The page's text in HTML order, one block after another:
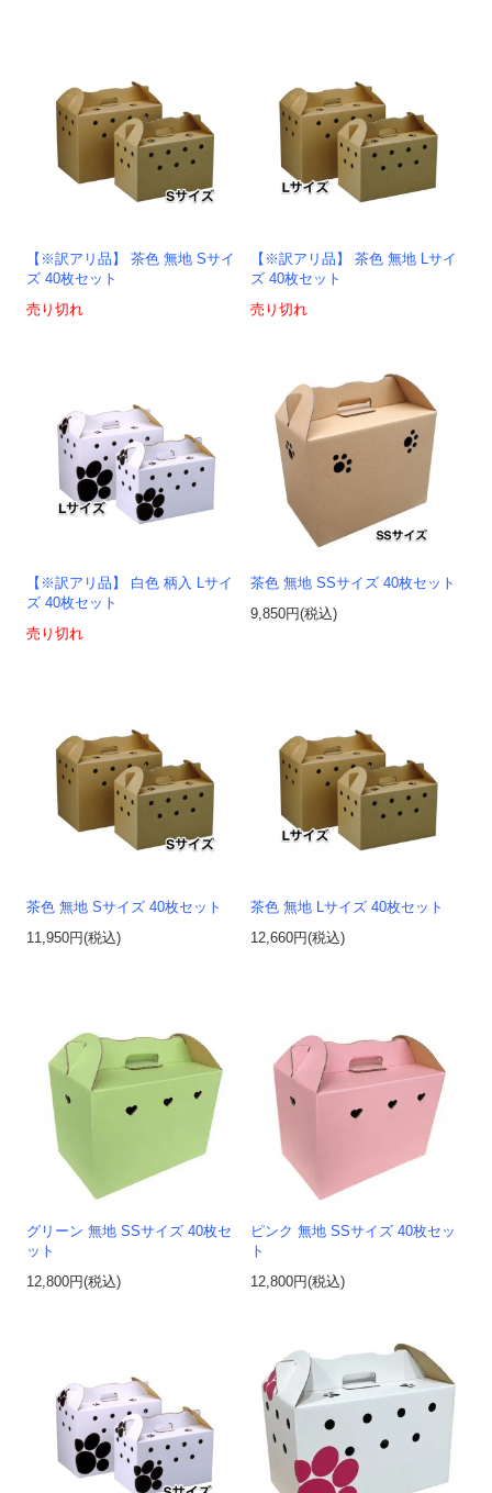
【※訳アリ品】 茶色 無地 Sサイ
ズ 40枚セット
売り切れ
【※訳アリ品】 茶色 無地 Lサイ
ズ 40枚セット
売り切れ
【※訳アリ品】 白色 柄入 Lサイ
ズ 40枚セット
売り切れ
茶色 無地 SSサイズ 40枚セット
9,850円(税込)
茶色 無地 Sサイズ 40枚セット
11,950円(税込)
茶色 無地 Lサイズ 40枚セット
12,660円(税込)
グリーン 無地 SSサイズ 40枚セ
ット
12,800円(税込)
ピンク 無地 SSサイズ 40枚セッ
ト
12,800円(税込)